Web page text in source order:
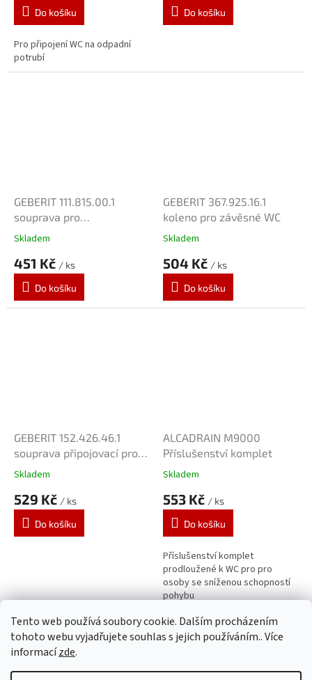
Tento web používá soubory cookie. Dalším procházením
tohoto webu vyjadřujete souhlas s jejich používáním.. Více
informacízde.
Do košíku
Pro připojení WC na odpadní
potrubí
Do košíku
GEBERIT 111.815.00.1
souprava pro
předstěnovou montáž
Skladem
451 Kč / ks
Do košíku
GEBERIT 367.925.16.1
koleno pro závěsné WC
Skladem
504 Kč / ks
Do košíku
GEBERIT 152.426.46.1
souprava připojovací pro
závěsné WC
Skladem
529 Kč / ks
Do košíku
ALCADRAIN M9000
Příslušenství komplet
Skladem
553 Kč / ks
Do košíku
Příslušenství komplet
prodloužené k WC pro pro
osoby se sníženou schopností
pohybu
O
á
22položek celkem